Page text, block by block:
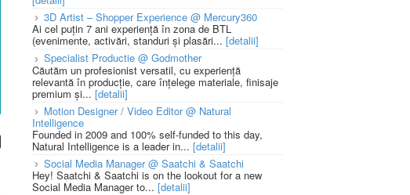
3D Artist – Shopper Experience @ Mercury360
Ai cel puțin 7 ani experiență în zona de BTL
(evenimente, activări, standuri și plasări... [detalii]
Specialist Productie @ Godmother
Căutăm un profesionist versatil, cu experiență
relevantă în producție, care înțelege materiale, finisaje
premium și... [detalii]
Motion Designer / Video Editor @ Natural
Intelligence
Founded in 2009 and 100% self-funded to this day,
Natural Intelligence is a leader in... [detalii]
Social Media Manager @ Saatchi & Saatchi
Hey! Saatchi & Saatchi is on the lookout for a new
Social Media Manager to... [detalii]